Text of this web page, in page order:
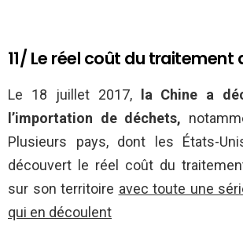
11/ Le réel coût du traitement
Le 18 juillet 2017,
la Chine a
l’importation de déchets,
Plusieurs pays, dont les États-
découvert le réel coût du
sur son territoire avec toute une
qui en découlent